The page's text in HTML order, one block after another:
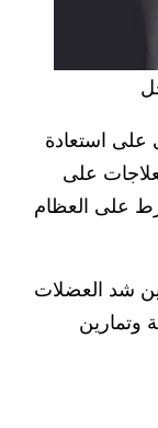
على استعادة
على
على العظام
شد العضلات
وتمارين